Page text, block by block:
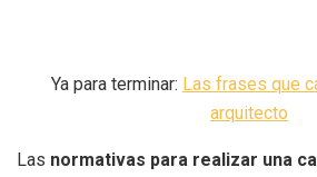
Ya para terminar: Las frases que
arquitecto
Las normativas para realizar una